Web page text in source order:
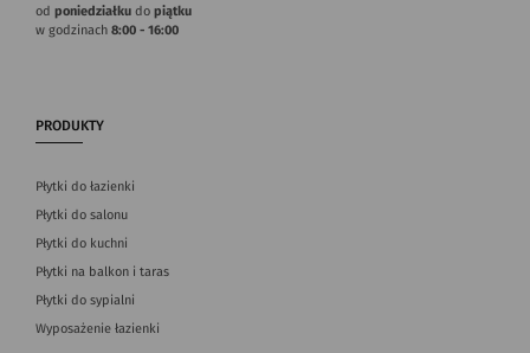
od poniedziałku do piątku
w godzinach 8:00 - 16:00
PRODUKTY
Płytki do łazienki
Płytki do salonu
Płytki do kuchni
Płytki na balkon i taras
Płytki do sypialni
Wyposażenie łazienki